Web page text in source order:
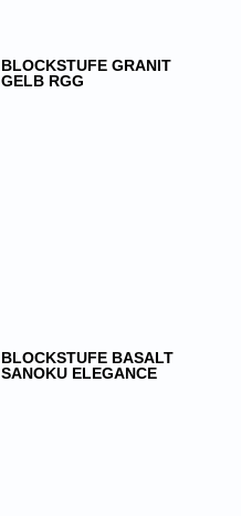
BLOCKSTUFE GRANIT
GELB RGG
BLOCKSTUFE BASALT
SANOKU ELEGANCE